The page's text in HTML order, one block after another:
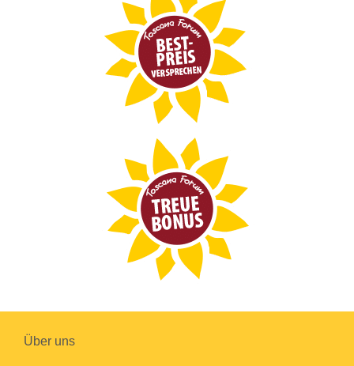
Über uns